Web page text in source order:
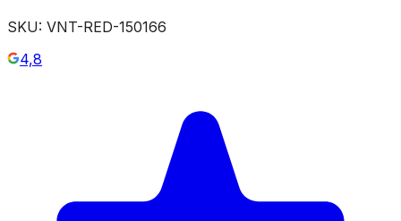
SKU: VNT-RED-150166
4,8